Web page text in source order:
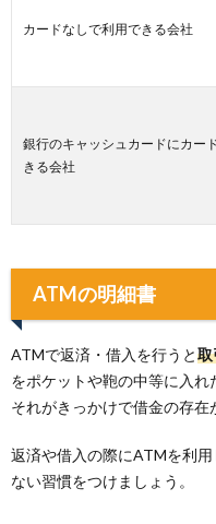
カードなしで利用できる会社
銀行のキャッシュカードにカー
きる会社
ATMの明細書
ATMで返済・借入を行うと取
をポケットや鞄の中等に入
それがきっかけで借金の存在
返済や借入の際にATMを利
ない習慣をつけましょう。